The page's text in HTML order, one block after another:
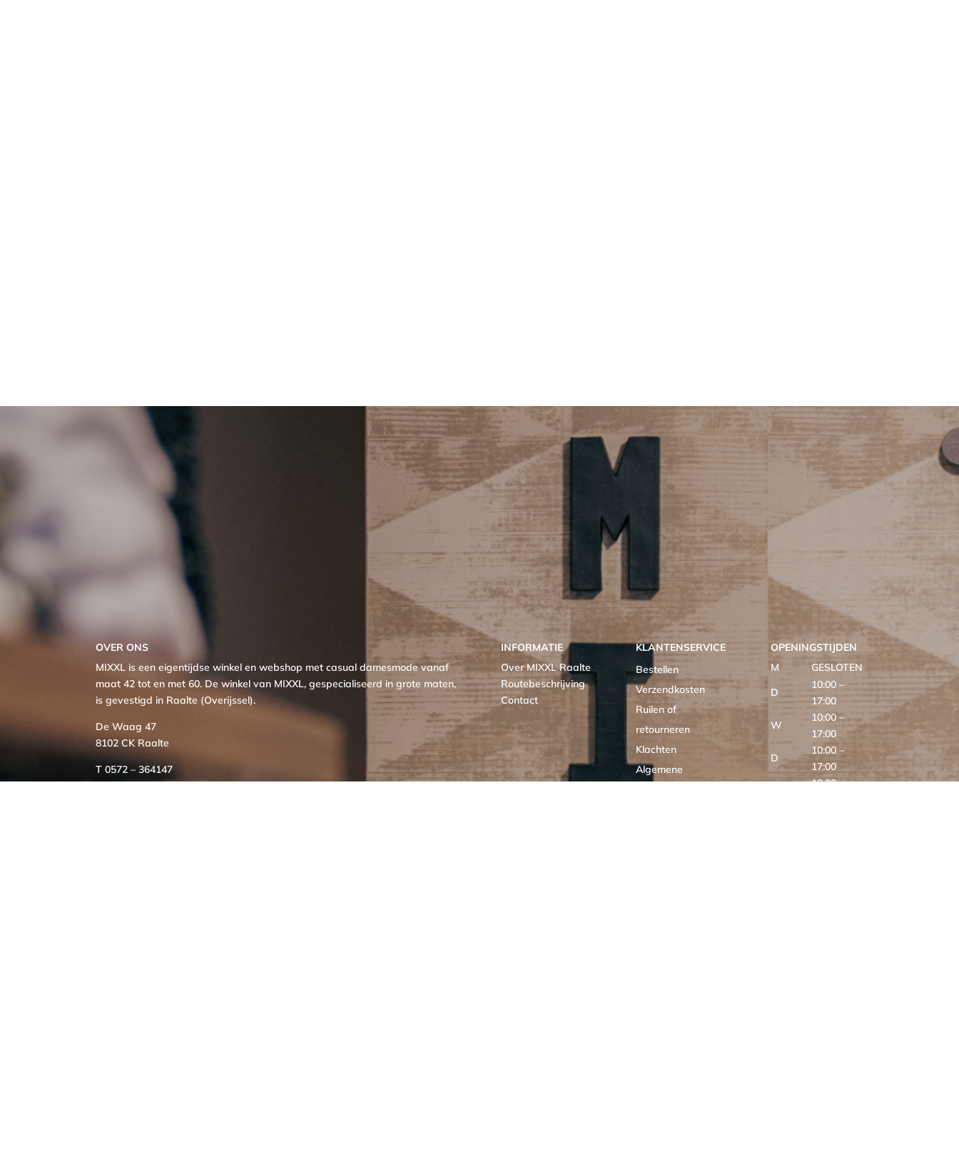
OVER ONS
MIXXL is een eigentijdse winkel en webshop met casual damesmode vanaf
maat 42 tot en met 60. De winkel van MIXXL, gespecialiseerd in grote maten,
is gevestigd in Raalte (Overijssel).
De Waag 47
8102 CK Raalte
T 0572 – 364147
M info@mixxl.nl
INFORMATIE
Over MIXXL Raalte
Routebeschrijving
Contact
KLANTENSERVICE
Bestellen
Verzendkosten
Ruilen of
retourneren
Klachten
Algemene
OPENINGSTIJDEN
M
GESLOTEN
D
10:00 –
17:00
W
10:00 –
17:00
D
10:00 –
17:00
10:00 –